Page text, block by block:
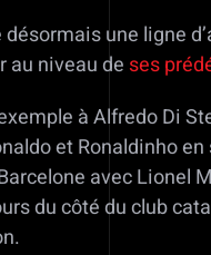
désormais une ligne
au niveau de ses
à Alfredo Di
et Ronaldinho
avec
du côté du club